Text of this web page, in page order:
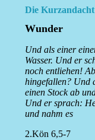
Die
Wunder
Und als einer
Wasser. Und er
noch entliehen!
hingefallen? Und
einen Stock ab
Und er sprach:
und nahm es
2.Kön 6,5-7